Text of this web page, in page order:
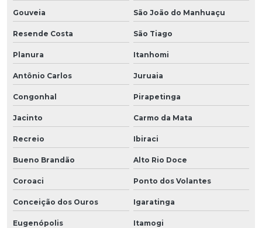
Gouveia São João do Manhuaçu
Resende Costa São Tiago
Planura Itanhomi
Antônio Carlos Juruaia
Congonhal Pirapetinga
Jacinto Carmo da Mata
Recreio Ibiraci
Bueno Brandão Alto Rio Doce
Coroaci Ponto dos Volantes
Conceição dos Ouros Igaratinga
Eugenópolis Itamogi